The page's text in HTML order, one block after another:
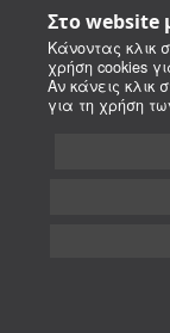
Στο website
Κάνοντας κλικ
χρήση cookies
Αν κάνεις κλικ
για τη χρήση